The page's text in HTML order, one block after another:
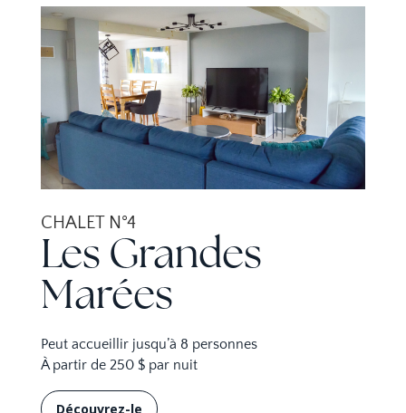
CHALET N°4
Les Grandes
Marées
Peut accueillir jusqu’à 8 personnes
À partir de 250 $ par nuit
Découvrez-le